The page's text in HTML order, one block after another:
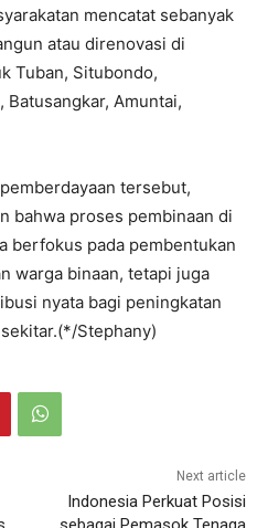
mencatat sebanyak
atau direnovasi di
Tuban, Situbondo,
Batusangkar, Amuntai,
tersebut,
bahwa proses pembinaan di
berfokus pada pembentukan
warga binaan, tetapi juga
nyata bagi peningkatan
Stephany)
Next article
Indonesia Perkuat Posisi